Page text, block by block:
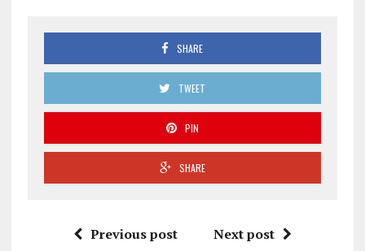
SHARE
TWEET
PIN
SHARE
Previous post Next post